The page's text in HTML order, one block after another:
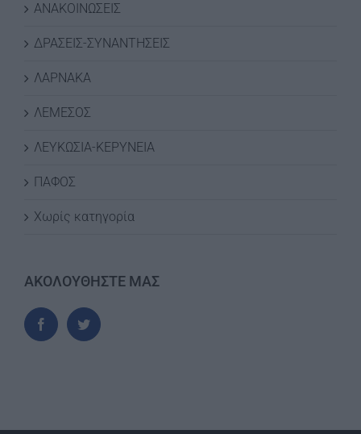
ΑΝΑΚΟΙΝΩΣΕΙΣ
ΔΡΑΣΕΙΣ-ΣΥΝΑΝΤΗΣΕΙΣ
ΛΑΡΝΑΚΑ
ΛΕΜΕΣΟΣ
ΛΕΥΚΩΣΙΑ-ΚΕΡΥΝΕΙΑ
ΠΑΦΟΣ
Χωρίς κατηγορία
ΑΚΟΛΟΥΘΗΣΤΕ ΜΑΣ